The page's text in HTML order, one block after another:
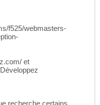
f525/webmasters-
et